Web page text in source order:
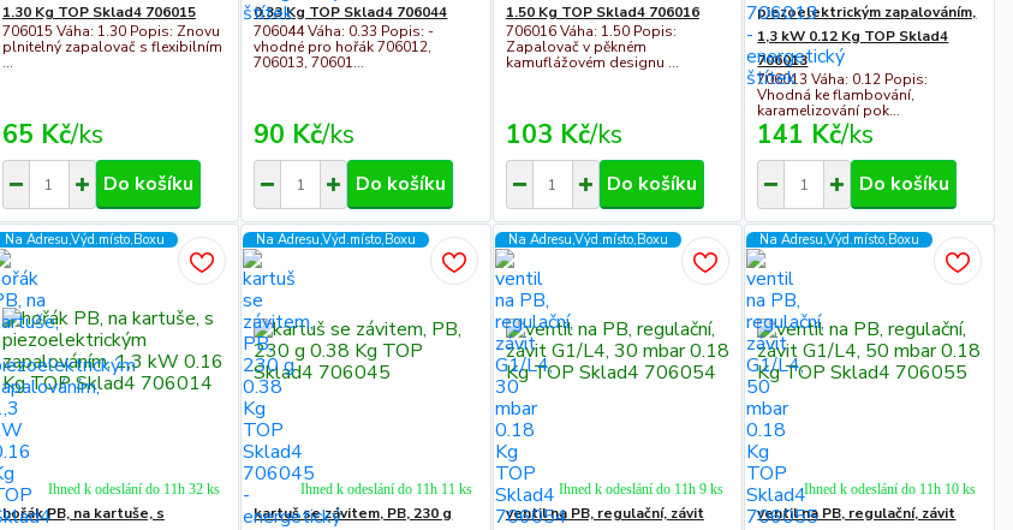
1.30 Kg TOP Sklad4 706015
706015 Váha: 1.30 Popis: Znovu
plnitelný zapalovač s flexibilním
...
65 Kč/ks
Do košíku
0.33 Kg TOP Sklad4 706044
706044 Váha: 0.33 Popis: -
vhodné pro hořák 706012,
706013, 70601...
90 Kč/ks
Do košíku
1.50 Kg TOP Sklad4 706016
706016 Váha: 1.50 Popis:
Zapalovač v pěkném
kamuflážovém designu ...
103 Kč/ks
Do košíku
piezoelektrickým zapalováním,
1,3 kW 0.12 Kg TOP Sklad4
706013
706013 Váha: 0.12 Popis:
Vhodná ke flambování,
karamelizování pok...
141 Kč/ks
Do košíku
Na Adresu,Výd.místo,Boxu
hořák PB, na kartuše, s
Ihned k odeslání do 11h 32 ks
Na Adresu,Výd.místo,Boxu
kartuš se závitem, PB, 230 g
Ihned k odeslání do 11h 11 ks
Na Adresu,Výd.místo,Boxu
ventil na PB, regulační, závit
Ihned k odeslání do 11h 9 ks
Na Adresu,Výd.místo,Boxu
ventil na PB, regulační, závit
Ihned k odeslání do 11h 10 ks